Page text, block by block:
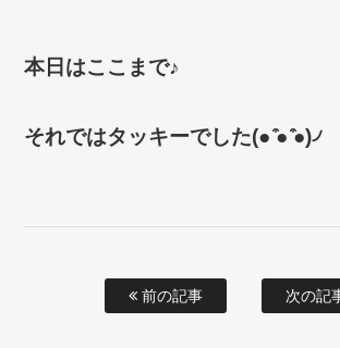
本日はここまで♪
それではタッキーでした(● ̍̑● ̍̑●)৴
前の記事 次の記